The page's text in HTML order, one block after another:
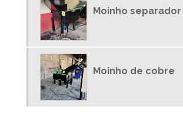
Moinho
Moinho de cobre